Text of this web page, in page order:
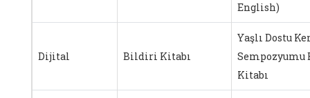
English)
Dijital Bildiri Kitabı
Yaşlı Dostu
Kitabı